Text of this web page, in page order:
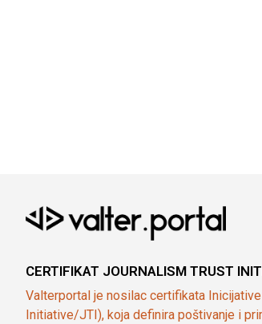
CERTIFIKAT JOURNALISM TRUST
Valterportal je nosilac certifikata
Initiative/JTI), koja definira poštivanje i